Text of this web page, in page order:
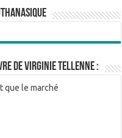
de Virginie Tellenne :